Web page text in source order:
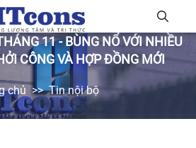
11 - BÙNG NỔ VỚI NHIỀU
CÔNG VÀ HỢP ĐỒNG MỚI
chủ Tin nội bộ